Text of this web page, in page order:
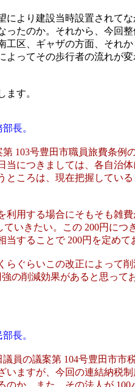
より建設当時設置されて
ったのか。それから、今回
工区、ギャザの方面、それ
よってその歩行者の流れが
す。
長。
103号豊田市職員旅費条例
当につきましては、各自治
ところは、現在把握してい
用する場合にそもそも雑
ていきたい。この 200円に
当することで 200円を定めて
ぐらいこの改正によって
の削減効果があると思って
長。
員の議案第 104号豊田市市
いますが、今回の連結納税
のか、また、その法人が